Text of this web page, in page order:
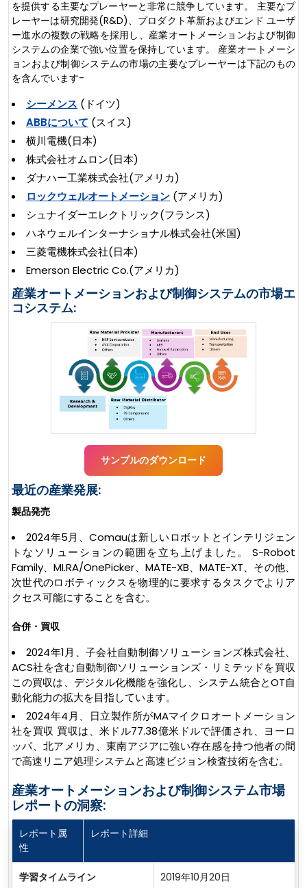
を提供する主要なプレーヤーと非常に競争しています。 主要なプ
レーヤーは研究開発(R&D)、プロダクト革新およびエンド ユーザ
ー進水の複数の戦略を採用し、産業オートメーションおよび制御
システムの企業で強い位置を保持しています。 産業オートメーシ
ョンおよび制御システムの市場の主要なプレーヤーは下記のもの
を含んでいます-
シーメンス (ドイツ)
ABBについて (スイス)
横川電機(日本)
株式会社オムロン(日本)
ダナハー工業株式会社(アメリカ)
ロックウェルオートメーション (アメリカ)
シュナイダーエレクトリック(フランス)
ハネウェルインターナショナル株式会社(米国)
三菱電機株式会社(日本)
Emerson Electric Co.(アメリカ)
産業オートメーションおよび制御システムの市場エ
コシステム:
サンプルのダウンロード
最近の産業発展:
製品発売
2024年5月、Comauは新しいロボットとインテリジェン
トなソリューションの範囲を立ち上げました。 S-Robot
Family、MI.RA/OnePicker、MATE-XB、MATE-XT、その他、
次世代のロボティックスを物理的に要求するタスクでよりア
クセス可能にすることを含む。
合併・買収
2024年1月、子会社自動制御ソリューションズ株式会社、
ACS社を含む自動制御ソリューションズ・リミテッドを買収
この買収は、デジタル化機能を強化し、システム統合とOT自
動化能力の拡大を目指しています。
2024年4月、日立製作所がMAマイクロオートメーション
社を買収 買収は、米ドル77.38億米ドルで評価され、ヨーロ
ッパ、北アメリカ、東南アジアに強い存在感を持つ他者の間
で高速リニア処理システムと高速ビジョン検査技術を含む。
産業オートメーションおよび制御システム市場
レポートの洞察:
レポート属
性
レポート詳細
学習タイムライン 2019年10月20日